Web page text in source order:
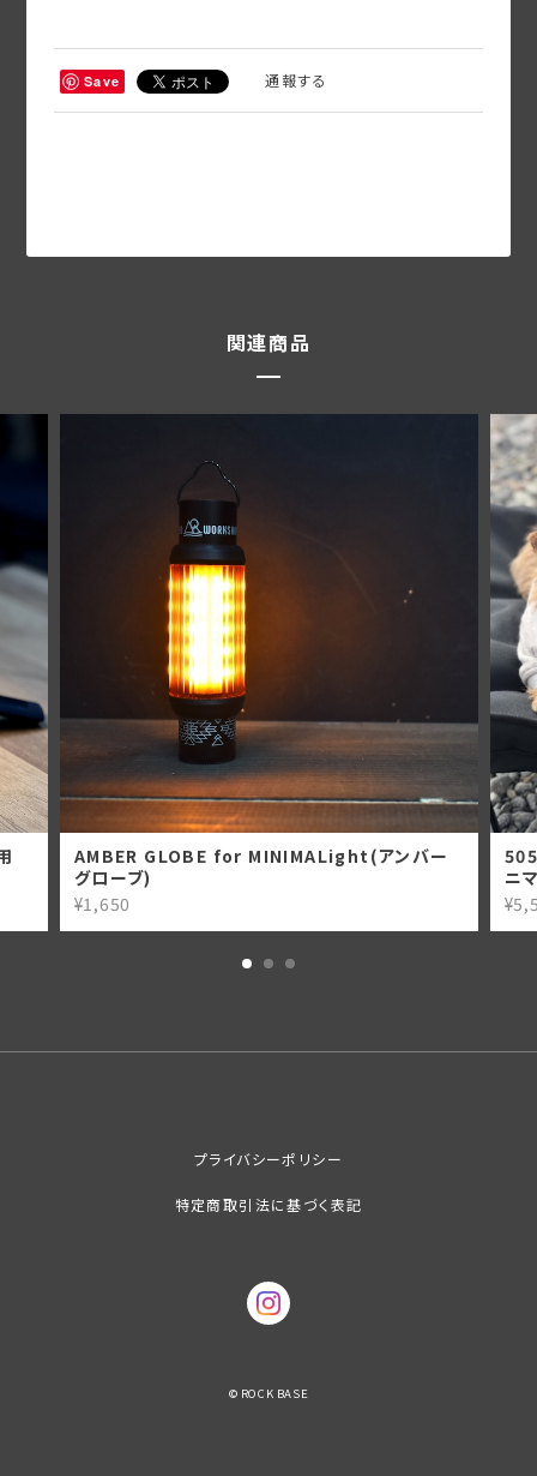
Save 通報する
関連商品
AMBER GLOBE for MINIMALight(アンバー
グローブ)
¥1,650
ニ
プライバシーポリシー
特定商取引法に基づく表記
© ROCK BASE